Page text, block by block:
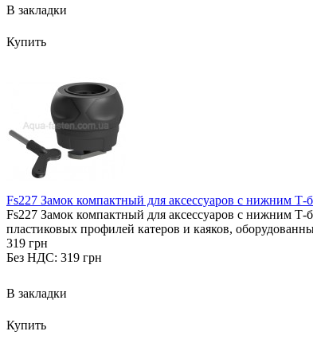
В закладки
Купить
Fs227 Замок компактный для аксессуаров с нижним Т-
Fs227 Замок компактный для аксессуаров с нижним Т-
пластиковых профилей катеров и каяков,
319 грн
Без НДС: 319 грн
В закладки
Купить